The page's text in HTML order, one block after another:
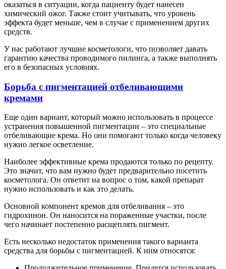
оказаться в ситуации, когда пациенту будет нанесен
химический ожог. Также стоит учитывать, что уровень
эффекта будет меньше, чем в случае с применением других
средств.
У нас работают лучшие косметологи, что позволяет давать
гарантию качества проводимого пилинга, а также выполнять
его в безопасных условиях.
Борьба с пигментацией отбеливающими
кремами
Еще один вариант, который можно использовать в процессе
устранения повышенной пигментации – это специальные
отбеливающие крема. Но они помогают только когда человеку
нужно легкое осветление.
Наиболее эффективные крема продаются только по рецепту.
Это значит, что вам нужно будет предварительно посетить
косметолога. Он ответит на вопрос о том, какой препарат
нужно использовать и как это делать.
Основной компонент кремов для отбеливания – это
гидрохинон. Он наносится на пораженные участки, после
чего начинает постепенно расщеплять пигмент.
Есть несколько недостаток применения такого варианта
средства для борьбы с пигментацией. К ним относятся: